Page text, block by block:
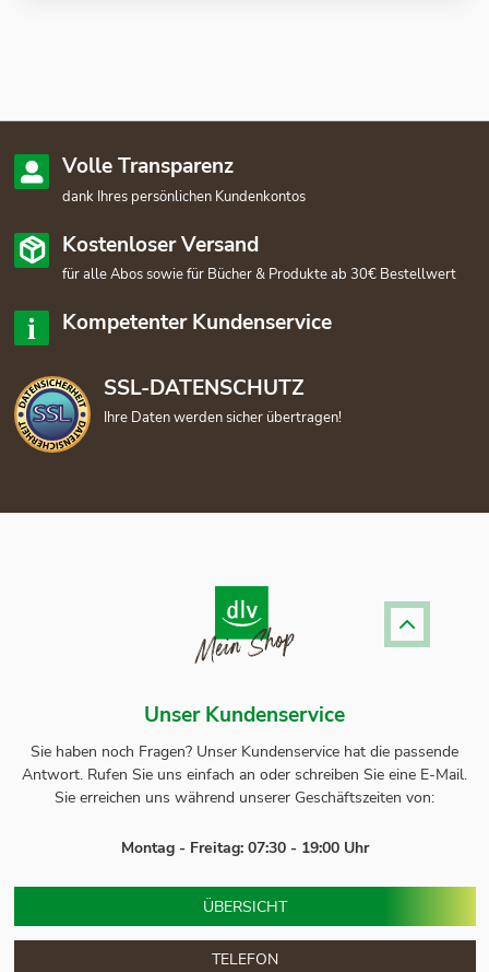
Volle Transparenz
dank Ihres persönlichen Kundenkontos
Kostenloser Versand
für alle Abos sowie für Bücher & Produkte ab 30€ Bestellwert
Kompetenter Kundenservice
SSL-DATENSCHUTZ
Ihre Daten werden sicher übertragen!
Unser Kundenservice
Sie haben noch Fragen? Unser Kundenservice hat die passende
Antwort. Rufen Sie uns einfach an oder schreiben Sie eine E-Mail.
Sie erreichen uns während unserer Geschäftszeiten von:
Montag - Freitag: 07:30 - 19:00 Uhr
ÜBERSICHT
TELEFON